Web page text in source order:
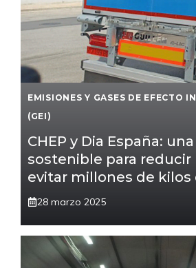
EMISIONES Y GASES DE EFECTO
(GEI)
CHEP y Dia España:
sostenible para reducir
evitar millones de kilos
28 marzo 2025